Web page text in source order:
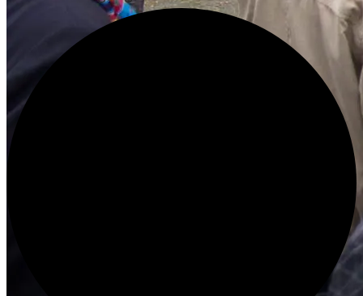
AUS DEM ARCHIV
AUSSTELLUNGEN DES HISTORISCHEN ARCHIVS
ZEIG’S MIR! IMAGINES COLONIAE 2020